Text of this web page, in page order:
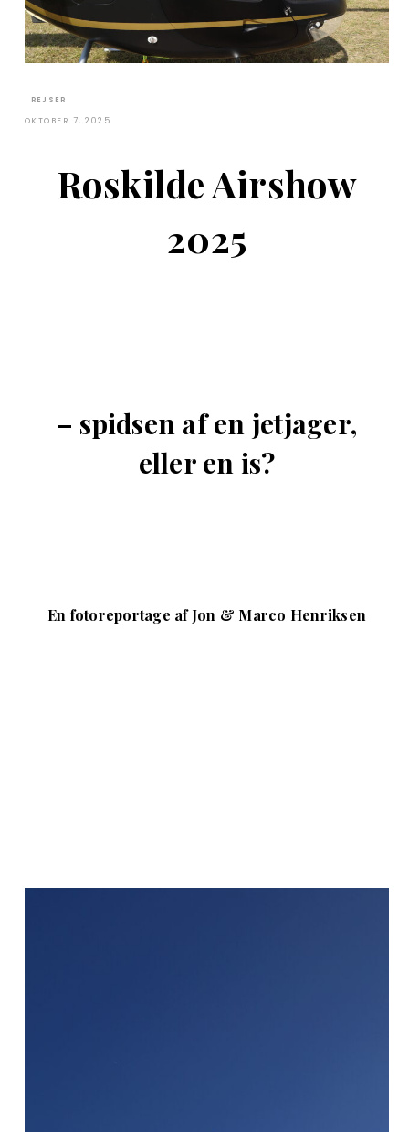
REJSER
OKTOBER 7, 2025
Roskilde Airshow
2025
– spidsen af en jetjager,
eller en is?
En fotoreportage af Jon & Marco Henriksen